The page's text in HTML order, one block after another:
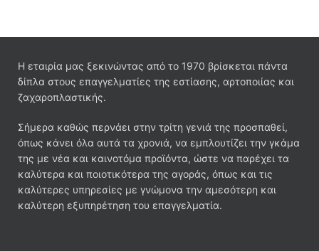
Η εταιρία μας ξεκινώντας από το 1970 βρίσκεται πάντα
δίπλα στους επαγγελματίες της εστίασης, αρτοποιίας και
ζαχαροπλαστικής.
Σήμερα καθώς περνάει στην τρίτη γενιά της προσπαθεί,
όπως κάνει όλα αυτά τα χρονιά, να εμπλουτίζει την γκάμα
της με νέα και καινοτόμα προϊόντα, ώστε να παρέχει τα
καλύτερα και ποιοτικότερα της αγοράς, όπως και τις
καλύτερες υπηρεσίες με γνώμονα την αμεσότερη και
καλύτερη εξυπηρέτηση του επαγγελματία.